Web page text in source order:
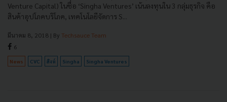
Venture Capital) ในชื่อ ‘Singha Ventures’ เน้นลงทุนใน 3 กลุ่มธุรกิจ คือ
สินค้าอุปโภคบริโภค, เทคโนโลยีจัดการ S...
มีนาคม 8, 2018 | By Techsauce Team
6
News CVC สิงห์ Singha Singha Ventures